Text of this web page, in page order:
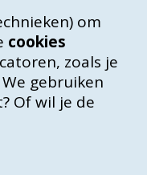
om
cookies
zoals je
gebruiken
Of wil je de